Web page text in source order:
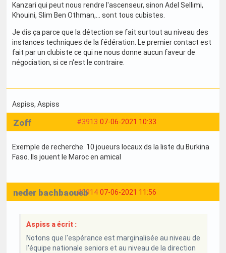
Kanzari qui peut nous rendre l'ascenseur, sinon Adel Sellimi,
Khouini, Slim Ben Othman,... sont tous cubistes.
Je dis ça parce que la détection se fait surtout au niveau des
instances techniques de la fédération. Le premier contact est
fait par un clubiste ce qui ne nous donne aucun faveur de
négociation, si ce n'est le contraire.
Aspiss, Aspiss
#3913 07-06-2021 10:33
Zoff
Exemple de recherche. 10 joueurs locaux ds la liste du Burkina
Faso. Ils jouent le Maroc en amical
#3914 07-06-2021 11:56
neder bachbaoueb
Aspiss a écrit :
Notons que l'espérance est marginalisée au niveau de
l'équipe nationale seniors et au niveau de la direction